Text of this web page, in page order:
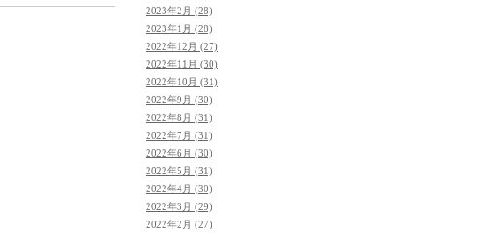
2023年2月 (28)
2023年1月 (28)
2022年12月 (27)
2022年11月 (30)
2022年10月 (31)
2022年9月 (30)
2022年8月 (31)
2022年7月 (31)
2022年6月 (30)
2022年5月 (31)
2022年4月 (30)
2022年3月 (29)
2022年2月 (27)